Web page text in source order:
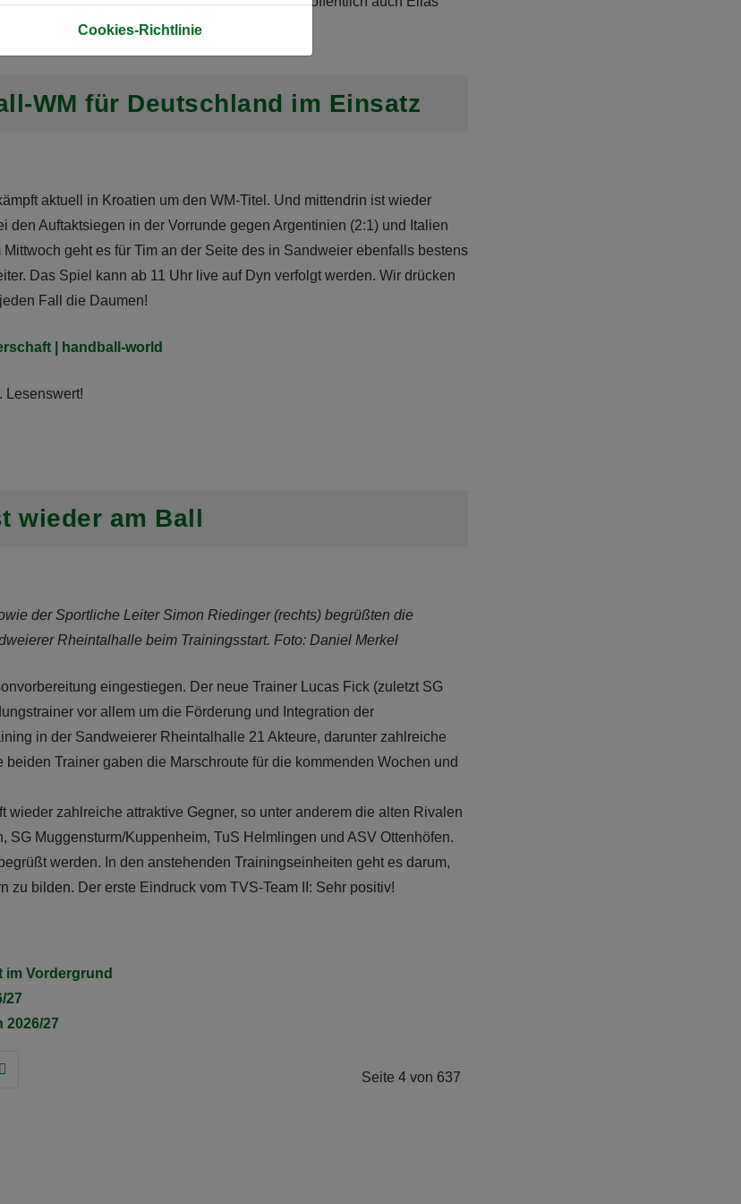
zu dem tollen Erfolg!
WM für Deutschland im Einsatz
aktuell in Kroatien um den WM-Titel. Und mittendrin ist wieder
Auftaktsiegen in der Vorrunde gegen Argentinien (2:1) und Italien
geht es für Tim an der Seite des in Sandweier ebenfalls bestens
Das Spiel kann ab 11 Uhr live auf Dyn verfolgt werden. Wir drücken
Fall die Daumen!
| handball-world
Lesenswert!
wieder am Ball
der Sportliche Leiter Simon Riedinger (rechts) begrüßten die
Rheintalhalle beim Trainingsstart. Foto: Daniel Merkel
eingestiegen. Der neue Trainer Lucas Fick (zuletzt SG
vor allem um die Förderung und Integration der
in der Sandweierer Rheintalhalle 21 Akteure, darunter zahlreiche
Trainer gaben die Marschroute für die kommenden Wochen und
zahlreiche attraktive Gegner, so unter anderem die alten Rivalen
Muggensturm/Kuppenheim, TuS Helmlingen und ASV Ottenhöfen.
werden. In den anstehenden Trainingseinheiten geht es darum,
bilden. Der erste Eindruck vom TVS-Team II: Sehr positiv!
im Vordergrund
27
2026/27
Seite 4 von 637
Cookies-Richtlinie